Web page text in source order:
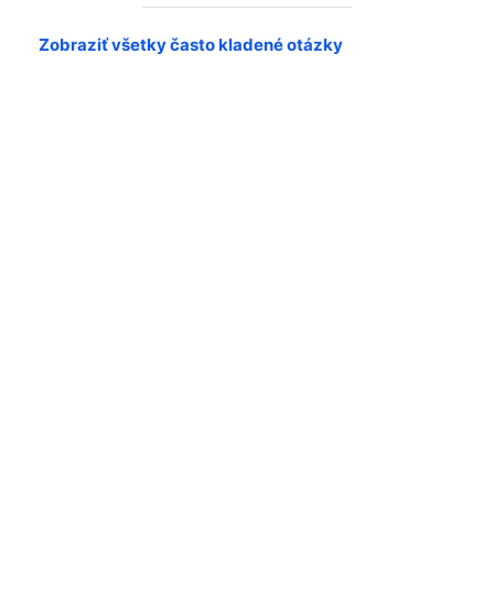
Zobraziť všetky často kladené otázky